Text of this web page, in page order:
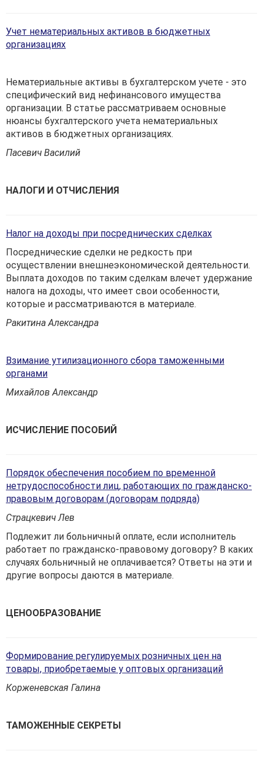
Учет нематериальных активов в бюджетных
организациях
Нематериальные активы в бухгалтерском учете - это
специфический вид нефинансового имущества
организации. В статье рассматриваем основ­ные
нюансы бухгалтерского учета нематериальных
активов в бюджет­ных организациях.
Пасевич Василий
НАЛОГИ И ОТЧИСЛЕНИЯ
Налог на доходы при посреднических сделках
Посреднические сделки не редкость при
осуществлении внешнеэконо­мической деятельности.
Выплата доходов по таким сделкам влечет удержание
налога на доходы, что имеет свои особенности,
которые и рас­сматриваются в материале.
Ракитина Александра
Взимание утилизационного сбора таможенными
органами
Михайлов Александр
ИСЧИСЛЕНИЕ ПОСОБИЙ
Порядок обеспечения пособием по временной
нетрудоспособности лиц, работающих по гражданско-
правовым договорам (договорам подряда)
Страцкевич Лев
Подлежит ли больничный оплате, если исполнитель
работает по граж­данско-правовому договору? В каких
случаях больничный не оплачивается? Ответы на эти и
другие вопросы даются в материале.
ЦЕНООБРАЗОВАНИЕ
Формирование регулируемых розничных цен на
товары, приобретаемые у оптовых организаций
Корженевская Галина
ТАМОЖЕННЫЕ СЕКРЕТЫ